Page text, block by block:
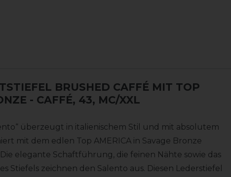
BRUSHED CAFFÉ MIT TOP
- CAFFÉ, 43, MC/XXL
überzeugt in italienischem Stil und mit absolutem
mit dem edlen Top AMERICA in Savage Bronze
elegante Schaftführung, die feinen Nähte sowie das
Stiefels zeichnen den Salento aus. Diesen Lederstiefel